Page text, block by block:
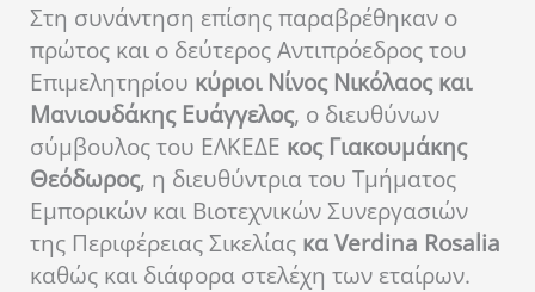
Στη συνάντηση επίσης παραβρέθηκαν ο
πρώτος και ο δεύτερος Αντιπρόεδρος του
Επιμελητηρίου κύριοι Νίνος Νικόλαος και
Μανιουδάκης Ευάγγελος, ο διευθύνων
σύμβουλος του ΕΛΚΕΔΕ κος Γιακουμάκης
Θεόδωρος, η διευθύντρια του Τμήματος
Εμπορικών και Βιοτεχνικών Συνεργασιών
της Περιφέρειας Σικελίας κα Verdina Rosalia
καθώς και διάφορα στελέχη των εταίρων.